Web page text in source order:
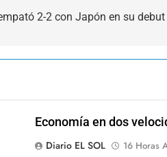
2-2 con Japón en su
Economía en dos
Diario EL SOL
16 Horas